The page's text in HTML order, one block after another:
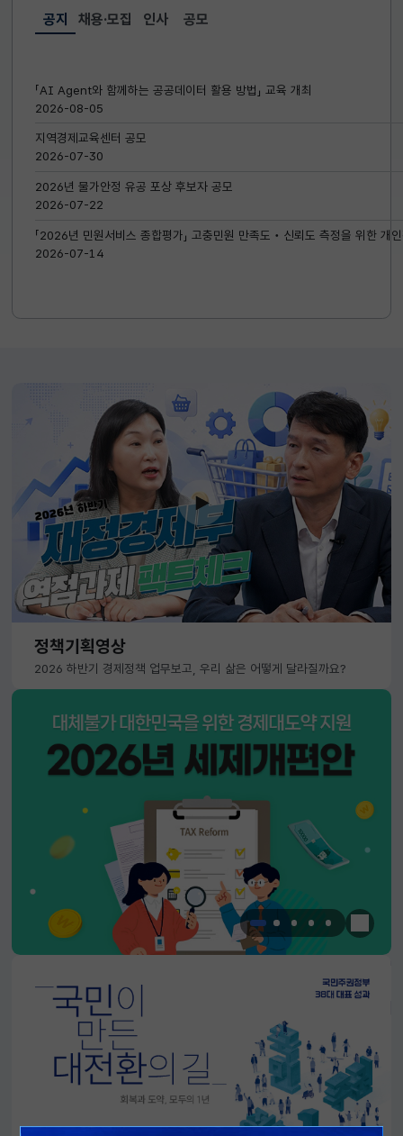
공지
선택됨
공지
「AI Agent와 함께하는 공공데이터 활용 방법」 교육 개최
2026-08-05
지역경제교육센터 공모
2026-07-30
2026년 물가안정 유공 포상 후보자 공모
2026-07-22
「2026년 민원서비스 종합평가」 고충민원 만족도‧신뢰도 측정을 위한 개
2026-07-14
채용·모집 인사 공모
정책기획영상
2026 하반기 경제정책 업무보고, 우리 삶은 어떻게 달라질까요?
한눈에